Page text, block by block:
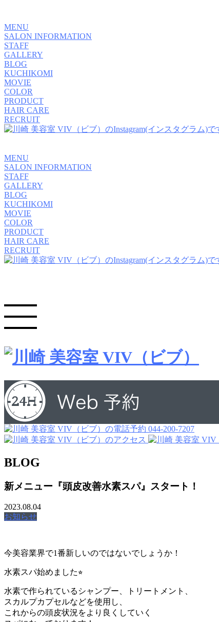
MENU
SALON INFORMATION
STAFF
GALLERY
BLOG
KUCHIKOMI
MOVIE
COLOR
PRODUCT
HAIR CARE
RECRUIT
MENU
SALON INFORMATION
STAFF
GALLERY
BLOG
KUCHIKOMI
MOVIE
COLOR
PRODUCT
HAIR CARE
RECRUIT
044-200-7207
BLOG
新メニュー『頭皮改善水素スパ』スタート！
2023.08.04
お知らせ
今美容業界で1番新しいのではないでしょうか！
水素スパ始めました⭐︎
水素で作られているシャンプー、トリートメント、
スカルプカプセルなどを使用し、
これからの頭皮状況をより良くしていく